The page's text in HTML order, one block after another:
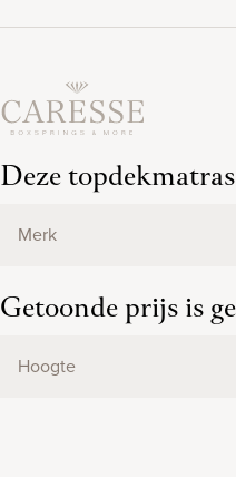
Deze
Merk
Getoonde prijs is
Hoogte